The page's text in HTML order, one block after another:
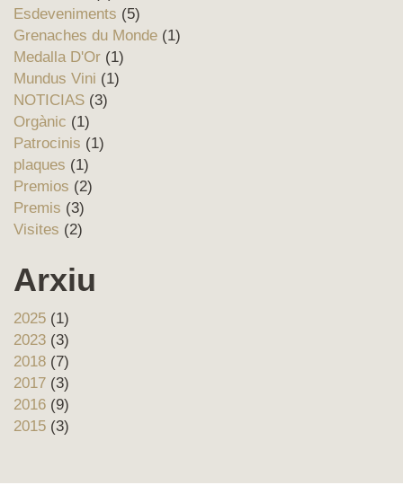
Esdeveniments (5)
Grenaches du Monde (1)
Medalla D'Or (1)
Mundus Vini (1)
NOTICIAS (3)
Orgànic (1)
Patrocinis (1)
plaques (1)
Premios (2)
Premis (3)
Visites (2)
Arxiu
2025 (1)
2023 (3)
2018 (7)
2017 (3)
2016 (9)
2015 (3)